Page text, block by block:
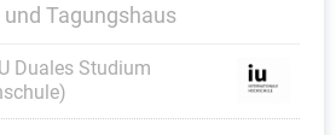
Tagungshaus
Duales Studium